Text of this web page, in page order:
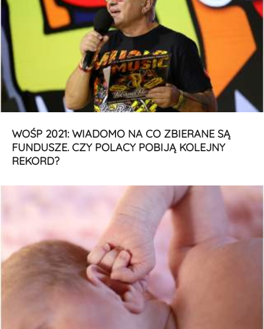
WOŚP 2021: WIADOMO NA CO ZBIERANE SĄ
FUNDUSZE. CZY POLACY POBIJĄ KOLEJNY
REKORD?